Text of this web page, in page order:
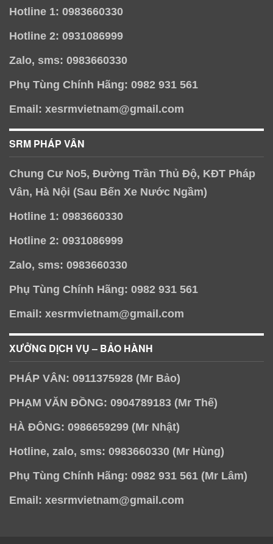
Hotline 1: 0983660330
Hotline 2: 0931086999
Zalo, sms: 0983660330
Phụ Tùng Chính Hãng: 0982 931 561
Email: xesrmvietnam@gmail.com
SRM PHÁP VÂN
Chung Cư No5, Đường Trần Thủ Độ, KĐT Pháp
Vân, Hà Nội (Sau Bến Xe Nước Ngầm)
Hotline 1: 0983660330
Hotline 2: 0931086999
Zalo, sms: 0983660330
Phụ Tùng Chính Hãng: 0982 931 561
Email: xesrmvietnam@gmail.com
XƯỞNG DỊCH VỤ – BẢO HÀNH
PHÁP VÂN: 0911375928 (Mr Bảo)
PHẠM VĂN ĐỒNG: 0904789183 (Mr Thế)
HÀ ĐÔNG: 0986659299 (Mr Nhật)
Hotline, zalo, sms: 0983660330 (Mr Hùng)
Phụ Tùng Chính Hãng: 0982 931 561 (Mr Lâm)
Email: xesrmvietnam@gmail.com